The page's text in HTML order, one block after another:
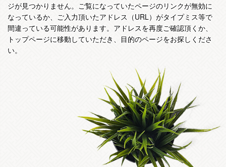
ジが見つかりません。ご覧になっていたページのリンクが無効に
なっているか、ご入力頂いたアドレス（URL）がタイプミス等で
間違っている可能性があります。アドレスを再度ご確認頂くか、
トップページに移動していただき、目的のページをお探しくださ
い。